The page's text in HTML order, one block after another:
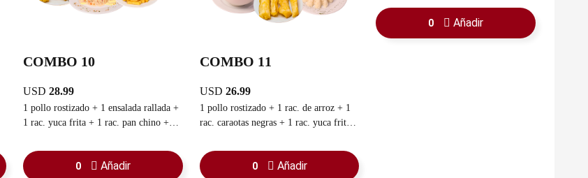
COMBO 10
USD28.99
1 pollo rostizado + 1 ensalada rallada +
1 rac. yuca frita + 1 rac. pan chino + 1
familiar
0 Añadir
COMBO 11
USD 26.99
1 pollo rostizado + 1 rac. de arroz + 1
rac. caraotas negras + 1 rac. yuca frita
0 Añadir
0 Añadir